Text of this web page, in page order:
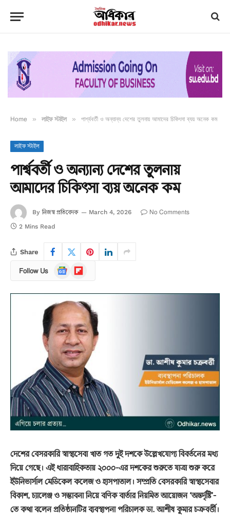
Home » লাইফ স্টাইল » পার্শ্ববর্তী ও অন্যান্য দেশের তুলনায় আমাদের চিকিৎসা ব্যয় অনেক কম
লাইফ স্টাইল
পার্শ্ববর্তী ও অন্যান্য দেশের তুলনায়
আমাদের চিকিৎসা ব্যয় অনেক কম
By নিজস্ব প্রতিবেদক March 4, 2026 No Comments
2 Mins Read
Share
Follow Us
Google
News
Flipboard
দেশের বেসরকারি স্বাস্থ্যসেবা খাত গত দুই দশকে উল্লেখযোগ্য বিবর্তনের মধ্য
দিয়ে গেছে। এই ধারাবাহিকতায় ২০০০-এর দশকের শুরুতে যাত্রা শুরু করে
ইউনিভার্সাল মেডিকেল কলেজ ও হাসপাতাল। সম্প্রতি বেসরকারি স্বাস্থ্যসেবার
বিকাশ, চ্যালেঞ্জ ও সম্ভাবনা নিয়ে বণিক বার্তার নিয়মিত আয়োজন ‘অন্তর্দৃষ্টি’-
তে কথা বলেন প্রতিষ্ঠানটির ব্যবস্থাপনা পরিচালক ডা. আশীষ কুমার চক্রবর্ত্তী।